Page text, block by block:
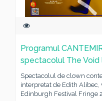
Programul
spectacolul The Void
Spectacolul de clown
interpretat de Edith
Edinburgh Festival Fringe